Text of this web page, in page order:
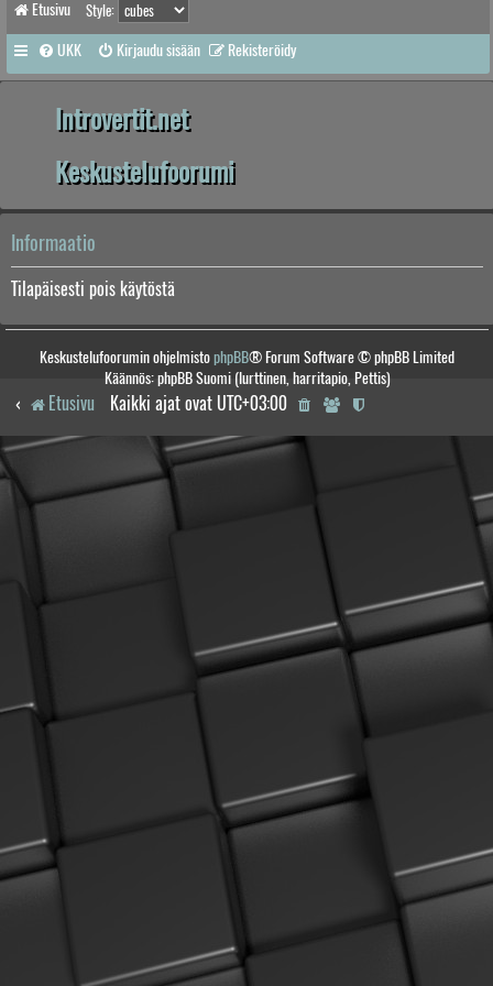
Etusivu Style:
UKK Kirjaudu sisään Rekisteröidy
Introvertit.net
Keskustelufoorumi
Informaatio
Tilapäisesti pois käytöstä
Keskustelufoorumin ohjelmistophpBB® Forum Software © phpBB Limited
Käännös: phpBB Suomi (lurttinen, harritapio, Pettis)
Etusivu Kaikki ajat ovat UTC+03:00